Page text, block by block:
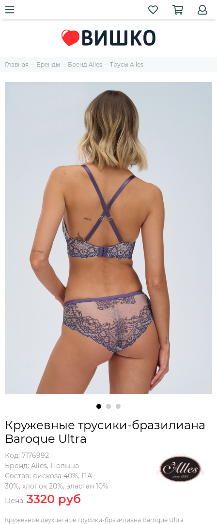
Главная Бренды Бренд Alles Трусы Alles
Кружевные трусики-бразилиана
Baroque Ultra
Код: 7176992
Бренд: Alles, Польша
Состав: вискоза 40%, ПА
30%, хлопок 20%, эластан 10%
Цена: 3320 руб
Кружевные двухцетные трусики-бразилиана Baroque Ultra.